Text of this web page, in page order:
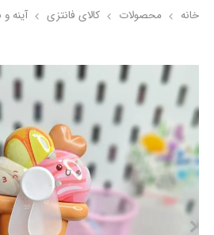
خانه محصولات کالای فانتزی آینه